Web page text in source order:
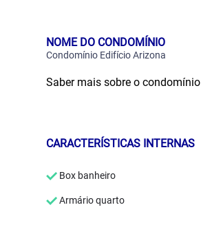
NOME DO CONDOMÍNIO
Condomínio Edifício Arizona
Saber mais sobre o condomínio
CARACTERÍSTICAS INTERNAS
Box banheiro
Armário quarto